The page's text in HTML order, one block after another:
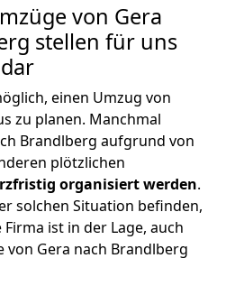
von Gera
stellen für uns
einen Umzug von
zu planen. Manchmal
Brandlberg aufgrund von
plötzlichen
organisiert werden.
solchen Situation befinden,
ist in der Lage, auch
Gera nach Brandlberg